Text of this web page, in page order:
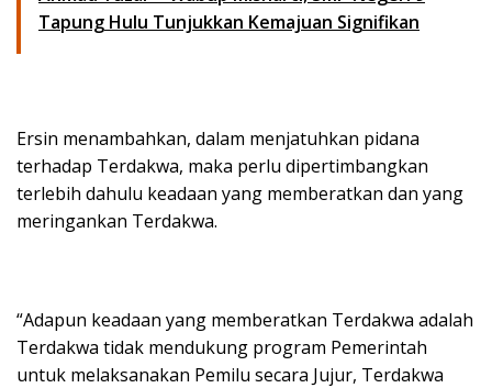
Tapung Hulu Tunjukkan Kemajuan Signifikan
Ersin menambahkan, dalam menjatuhkan pidana
terhadap Terdakwa, maka perlu dipertimbangkan
terlebih dahulu keadaan yang memberatkan dan yang
meringankan Terdakwa.
“Adapun keadaan yang memberatkan Terdakwa adalah
Terdakwa tidak mendukung program Pemerintah
untuk melaksanakan Pemilu secara Jujur, Terdakwa